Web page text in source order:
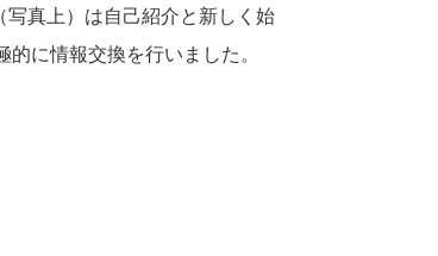
真上）は自己紹介と新しく始
的に情報交換を行いました。